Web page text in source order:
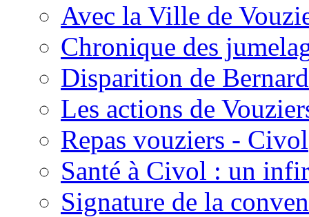
Avec la Ville de
Chronique des
Disparition de
Les actions de
Repas vouziers - Civol
Santé à Civol : un
Signature de la